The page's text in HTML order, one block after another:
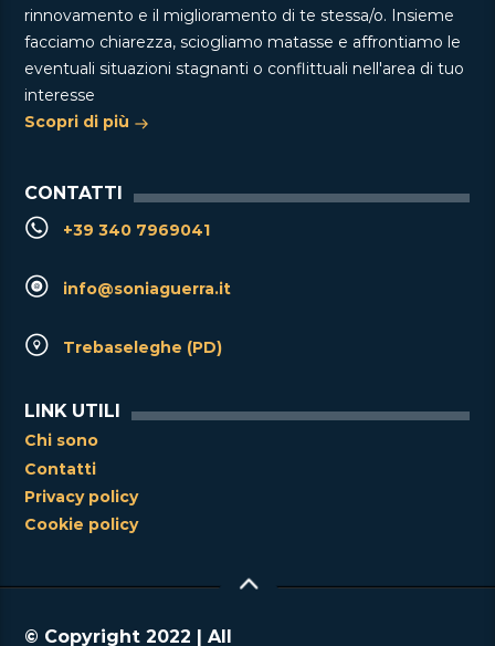
rinnovamento e il miglioramento di te stessa/o. Insieme
facciamo chiarezza, sciogliamo matasse e affrontiamo le
eventuali situazioni stagnanti o conflittuali nell'area di tuo
interesse
Scopri di più
CONTATTI
+39 340 7969041
info@soniaguerra.it
Trebaseleghe (PD)
LINK UTILI
Chi sono
Contatti
Privacy policy
Cookie policy
© Copyright 2022 | All